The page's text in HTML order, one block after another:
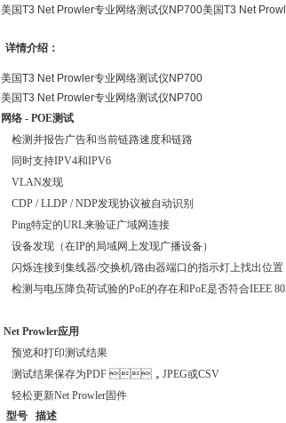
美国T3 Net Prowler专业网络测试仪NP700美国T3 Net
详情介绍：
美国T3 Net Prowler专业网络测试仪NP700
美国T3 Net Prowler专业网络测试仪NP700
网络 - POE测试
检测并报告广告和当前链路速度和链路
同时支持IPV4和IPV6
VLAN发现
CDP / LLDP / NDP发现协议被自动识别
Ping特定的URL来验证广域网连接
设备发现（在IP的局域网上发现广播设备）
闪烁连接到集线器/交换机/路由器端口的指示灯上找出位置
检测与电压降负荷试验的PoE的存在和PoE是否符合IEEE
Net Prowler应用
预览和打印测试结果
测试结果保存为PDF ，JPEG或CSV
轻松更新Net Prowler固件
型号
描述